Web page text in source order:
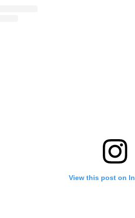
View this post on